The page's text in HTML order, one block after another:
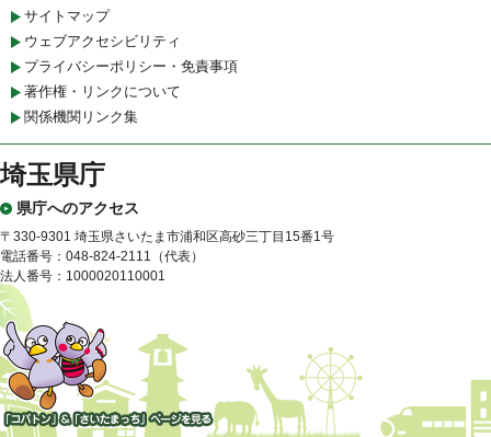
サイトマップ
ウェブアクセシビリティ
プライバシーポリシー・免責事項
著作権・リンクについて
関係機関リンク集
埼玉県庁
県庁へのアクセス
〒330-9301 埼玉県さいたま市浦和区高砂三丁目15番1号
電話番号：048-824-2111（代表）
法人番号：1000020110001
「コバトン」&「さいたまっ